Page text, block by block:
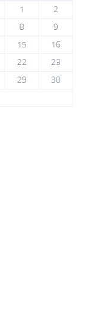
1
2
8
9
15
16
22
23
29
30